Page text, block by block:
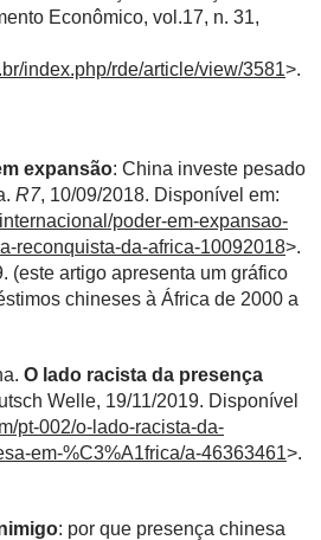
Econômico, vol.17, n. 31,
index.php/rde/article/view/3581>.
expansão: China investe pesado
R7, 10/09/2018. Disponível em:
poder-em-expansao-
reconquista-da-africa-10092018>.
(este artigo apresenta um gráfico
chineses à África de 2000 a
O lado racista da presença
Welle, 19/11/2019. Disponível
pt-002/o-lado-racista-da-
em-%C3%A1frica/a-46363461>.
: por que presença chinesa